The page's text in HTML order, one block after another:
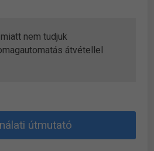
nem tudjuk
átvétellel
útmutató